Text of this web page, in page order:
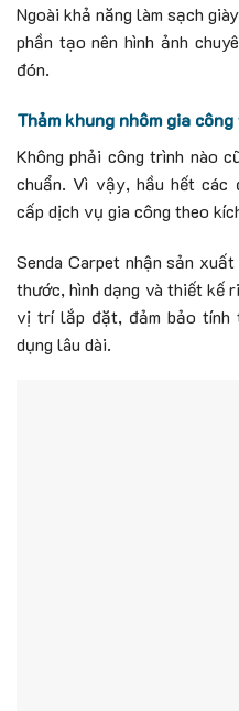
Ngoài khả năng làm sạch
phần tạo nên hình ảnh
đón.
Thảm khung nhôm gia
Không phải công trình nào
chuẩn. Vì vậy, hầu hết các
cấp dịch vụ gia công theo
Senda Carpet nhận sản
thước, hình dạng và thiết kế
vị trí lắp đặt, đảm bảo tính
dụng lâu dài.